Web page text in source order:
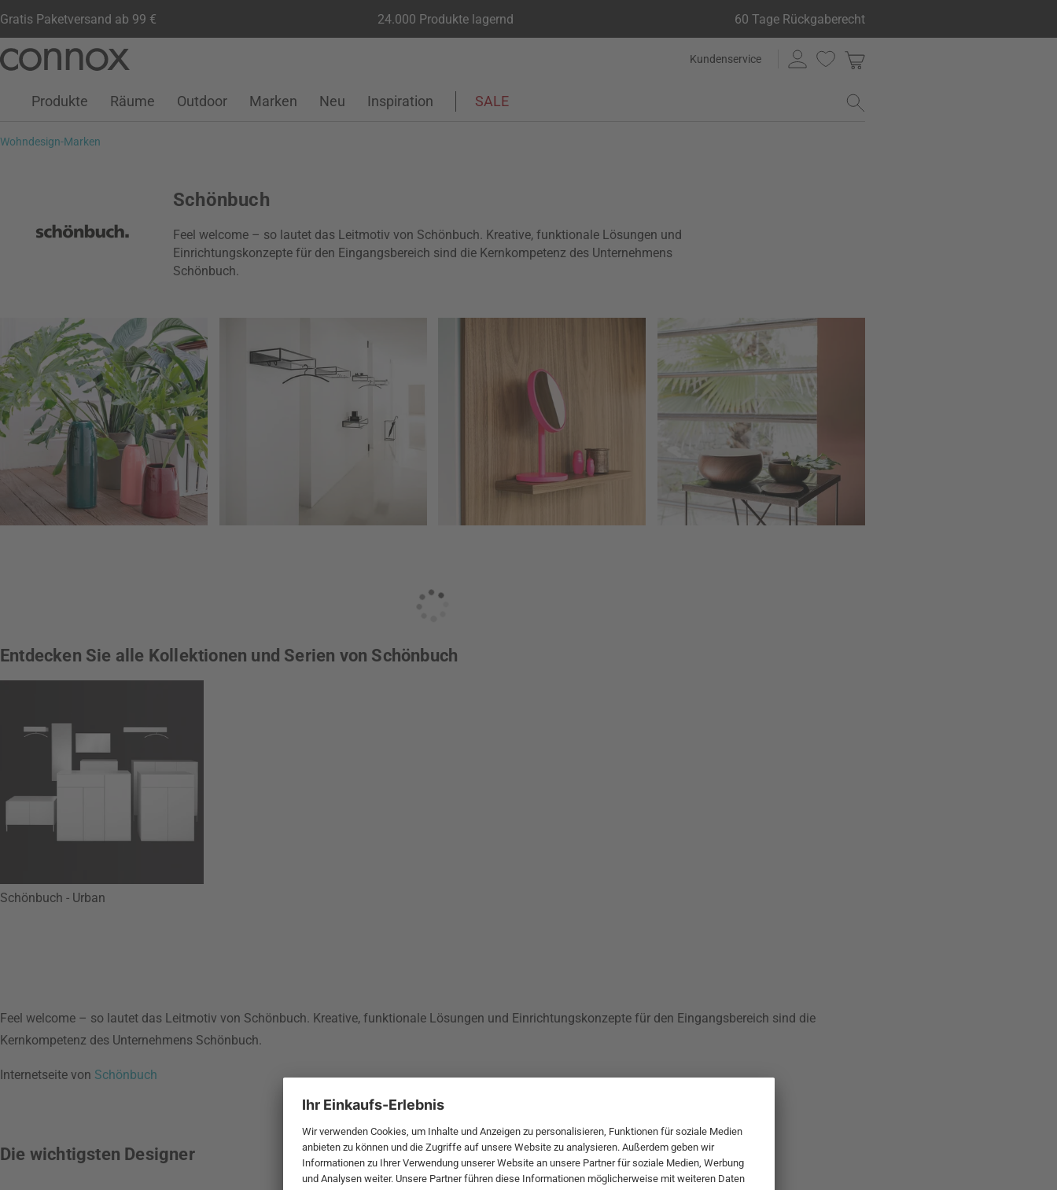
Gratis Paketversand ab 99 € 24.000 Produkte lagernd 60 Tage Rückgaberecht
Seiteninhalt
Suchfeld
Kundenservice
Kundenkonto
Wunschliste
Warenkorb
Produkte Räume Outdoor Marken Neu Inspiration SALE
Wohndesign-Marken
Schönbuch
Feel welcome – so lautet das Leitmotiv von Schönbuch. Kreative, funktionale Lösungen und
Einrichtungskonzepte für den Eingangsbereich sind die Kernkompetenz des Unternehmens
Schönbuch.
Entdecken Sie alle Kollektionen und Serien von Schönbuch
Schönbuch - Urban
Feel welcome – so lautet das Leitmotiv von Schönbuch. Kreative, funktionale Lösungen und Einrichtungskonzepte für den Eingangsbereich sind die
Kernkompetenz des Unternehmens Schönbuch.
Internetseite von Schönbuch
Die wichtigsten Designer